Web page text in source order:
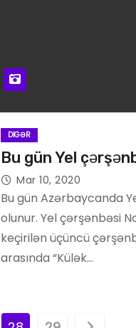
DIGƏR
Bu gün Yel
Mar 10, 2020
Bu gün Azərbaycanda
olunur. Yel çərşənbəsi
keçirilən üçüncü
arasında “Külək…